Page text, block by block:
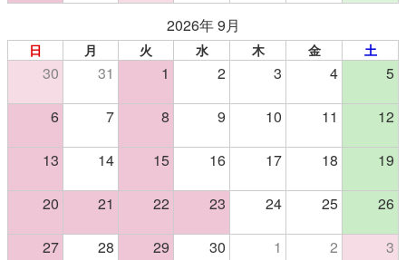
2026年 9月
日 月 火 水 木 金 土
30 31 1 2 3 4 5
6 7 8 9 10 11 12
13 14 15 16 17 18 19
20 21 22 23 24 25 26
27 28 29 30 1 2 3